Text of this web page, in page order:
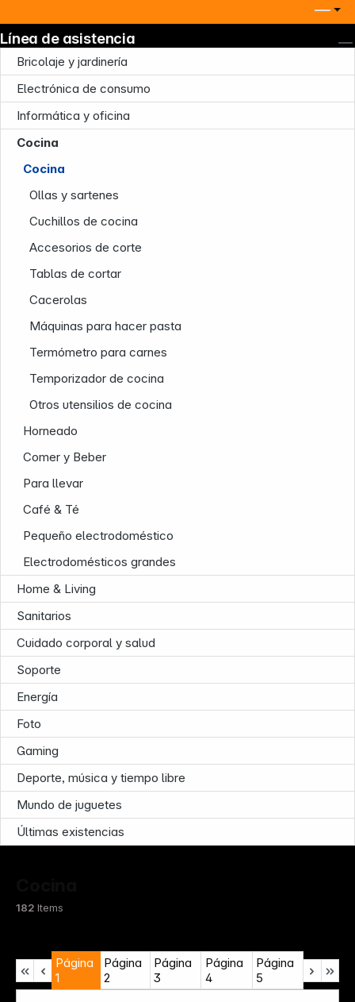
Bricolaje y jardinería
Electrónica de consumo
Informática y oficina
Cocina
Cocina
Ollas y sartenes
Cuchillos de cocina
Accesorios de corte
Tablas de cortar
Cacerolas
Máquinas para hacer pasta
Termómetro para carnes
Temporizador de cocina
Otros utensilios de cocina
Horneado
Comer y Beber
Para llevar
Café & Té
Pequeño electrodoméstico
Electrodomésticos grandes
Home & Living
Sanitarios
Cuidado corporal y salud
Soporte
Energía
Foto
Gaming
Deporte, música y tiempo libre
Mundo de juguetes
Últimas existencias
182 Items
Página
1
Página
2
Página
3
Página
4
Página
5
Línea de asistencia